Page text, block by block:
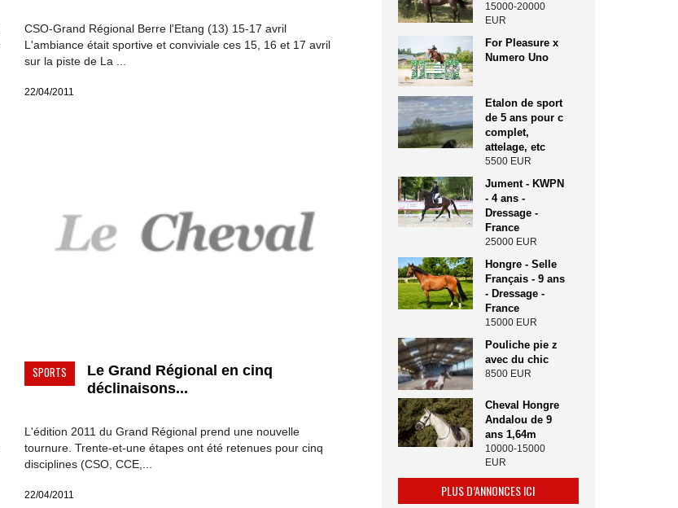
CSO-Grand Régional Berre l'Etang (13) 15-17 avril
L'ambiance était sportive et conviviale ces 15, 16 et 17 avril
sur la piste de La ...
22/04/2011
SPORTS
Le Grand Régional en cinq
déclinaisons...
L'édition 2011 du Grand Régional prend une nouvelle
tournure. Trente-et-une étapes ont été retenues pour cinq
disciplines (CSO, CCE,...
22/04/2011
15000-20000
EUR
For Pleasure x
Numero Uno
Etalon de sport
de 5 ans pour c
complet,
attelage, etc
5500 EUR
Jument - KWPN
- 4 ans -
Dressage -
France
25000 EUR
Hongre - Selle
Français - 9 ans
- Dressage -
France
15000 EUR
Pouliche pie z
avec du chic
8500 EUR
Cheval Hongre
Andalou de 9
ans 1,64m
10000-15000
EUR
PLUS D’ANNONCES ICI